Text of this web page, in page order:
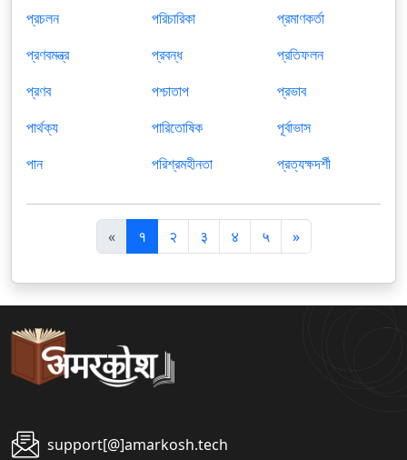
প্রচলন
প্রণবমন্ত্র
প্রণব
পার্থক্য
পান
পরিচারিকা
প্রবন্ধ
পশ্চাতাপ
পারিতোষিক
পরিশ্রমহীনতা
প্রমাণকর্তা
প্রতিফলন
প্রভাব
পূর্বাভাস
প্রত্যক্ষদর্শী
«पि
छ
ला
१ २ ३ ४ ५ »अ
ग
ला
support[@]amarkosh.tech